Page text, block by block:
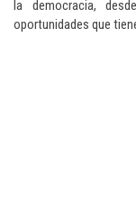
la democracia,
oportunidades que